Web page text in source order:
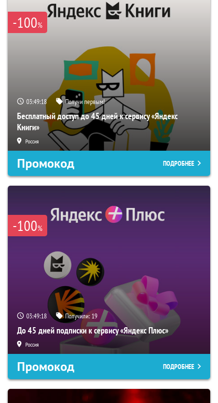
-100%
03:49:18 Получи первым!
Бесплатный доступ до 45 дней к сервису «Яндекс
Книги»
Россия
Промокод ПОДРОБНЕЕ
-100%
03:49:18 Получили: 19
До 45 дней подписки к сервису «Яндекс Плюс»
Россия
Промокод ПОДРОБНЕЕ